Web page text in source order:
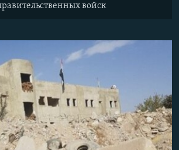
войск